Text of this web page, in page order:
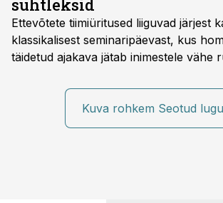
suhtleksid
Ettevõtete tiimiüritused liiguvad järjest
klassikalisest seminaripäevast, kus
täidetud ajakava jätab inimestele vähe
räägitakse, miks otsivad ettevõtted üha
kus keskkond ise aitaks inimesed
tuua ning looks võimaluse
Kuva rohkem Seotud